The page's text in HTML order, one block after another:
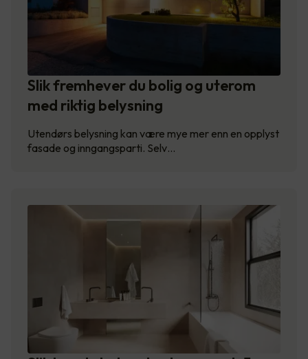
Slik fremhever du bolig og uterom
med riktig belysning
Utendørs belysning kan være mye mer enn en opplyst
fasade og inngangsparti. Selv…